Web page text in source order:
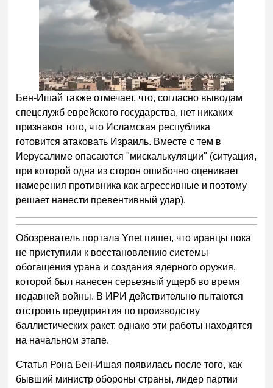
Бен-Ишай также отмечает, что, согласно выводам
спецслужб еврейского государства, нет никаких
признаков того, что Исламская республика
готовится атаковать Израиль. Вместе с тем в
Иерусалиме опасаются "мискалькуляции" (ситуация,
при которой одна из сторон ошибочно оценивает
намерения противника как агрессивные и поэтому
решает нанести превентивный удар).
Обозреватель портала Ynet пишет, что иранцы пока
не приступили к восстановлению системы
обогащения урана и создания ядерного оружия,
которой был нанесен серьезный ущерб во время
недавней войны. В ИРИ действительно пытаются
отстроить предприятия по производству
баллистических ракет, однако эти работы находятся
на начальном этапе.
Статья Рона Бен-Ишая появилась после того, как
бывший министр обороны страны, лидер партии